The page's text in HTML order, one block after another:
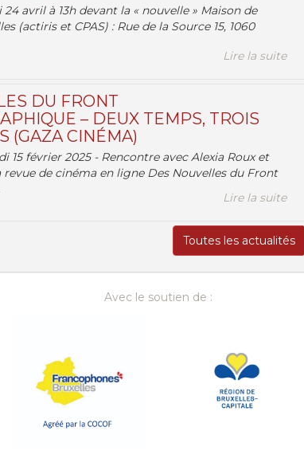
avril à 13h devant la « nouvelle » Maison de
(actiris et CPAS) : Rue de la Source 15, 1060
Lire la suite
DU FRONT
– DEUX TEMPS, TROIS
(GAZA CINÉMA)
15 février 2025 - Rencontre avec Alexia Roux et
revue de cinéma en ligne Des Nouvelles du Front
Lire la suite
Toutes les actualités
Avec le soutien de :